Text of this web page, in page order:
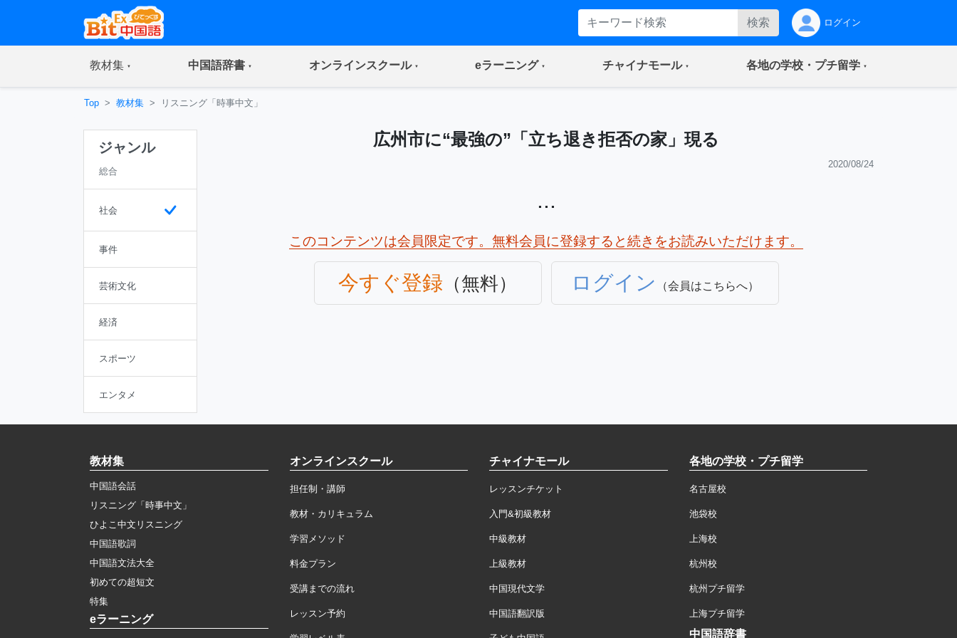
検索 ログイン
教材集(current) 中国語辞書(current) オンラインスクール(current) eラーニング(current) チャイナモール(current) 各地の学校・プチ留学(current)
Top 教材集 リスニング「時事中文」
ジャンル
総合
社会
事件
芸術文化
経済
スポーツ
エンタメ
広州市に“最強の”「立ち退き拒否の家」現る
2020/08/24
...
このコンテンツは会員限定です。無料会員に登録すると続きをお読みいただけます。
今すぐ登録 （無料） ログイン （会員はこちらへ）
教材集
中国語会話
リスニング「時事中文」
ひよこ中文リスニング
中国語歌詞
中国語文法大全
初めての超短文
特集
eラーニング
オンラインスクール
担任制・講師
教材・カリキュラム
学習メソッド
料金プラン
受講までの流れ
レッスン予約
チャイナモール
レッスンチケット
入門&初級教材
中級教材
上級教材
中国現代文学
中国語翻訳版
各地の学校・プチ留学
名古屋校
池袋校
上海校
杭州校
杭州プチ留学
上海プチ留学
中国語辞書